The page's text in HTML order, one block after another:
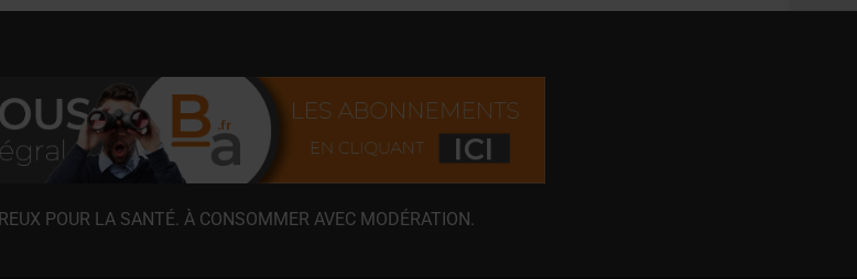
POUR LA SANTÉ. À CONSOMMER AVEC MODÉRATION.